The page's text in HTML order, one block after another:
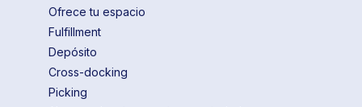
Ofrece tu espacio
Fulfillment
Depósito
Cross-docking
Picking